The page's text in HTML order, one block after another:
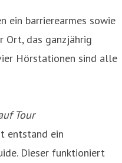
ein barrierearmes sowie
Ort, das ganzjährig
Hörstationen sind alle
Tour
entstand ein
Dieser funktioniert